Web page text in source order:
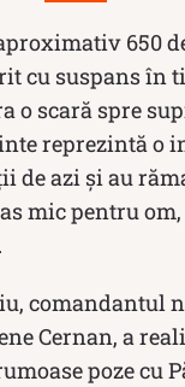
650
cu suspans în
o scară spre
reprezintă o
de azi și au
mic pentru
comandantul
Cernan, a
poze cu